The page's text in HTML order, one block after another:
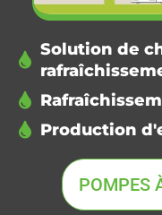
Solution de
Production
POMPES